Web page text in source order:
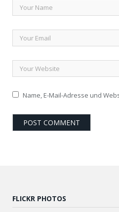
Name, E-Mail-Adresse und
FLICKR PHOTOS